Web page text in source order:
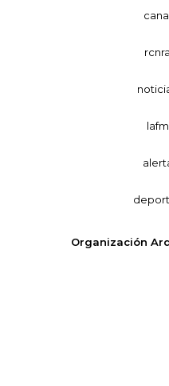
Organización